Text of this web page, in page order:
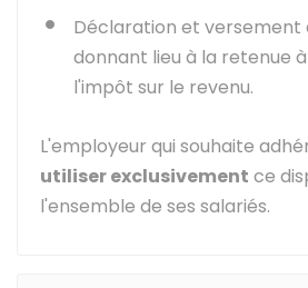
Déclaration et versement
donnant lieu à la retenue
l'impôt sur le revenu.
L'employeur qui souhaite
utiliser exclusivement ce
l'ensemble de ses salariés.